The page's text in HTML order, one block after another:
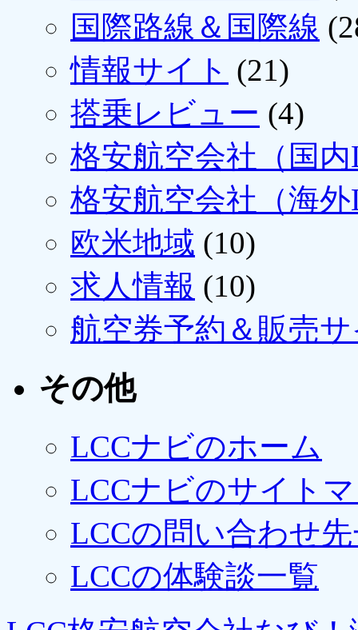
国際路線＆国際線
情報サイト (21)
搭乗レビュー (4)
格安航空会社（国
格安航空会社（海
欧米地域 (10)
求人情報 (10)
航空券予約＆販売
その他
LCCナビのホーム
LCCナビのサイト
LCCの問い合わせ
LCCの体験談一覧